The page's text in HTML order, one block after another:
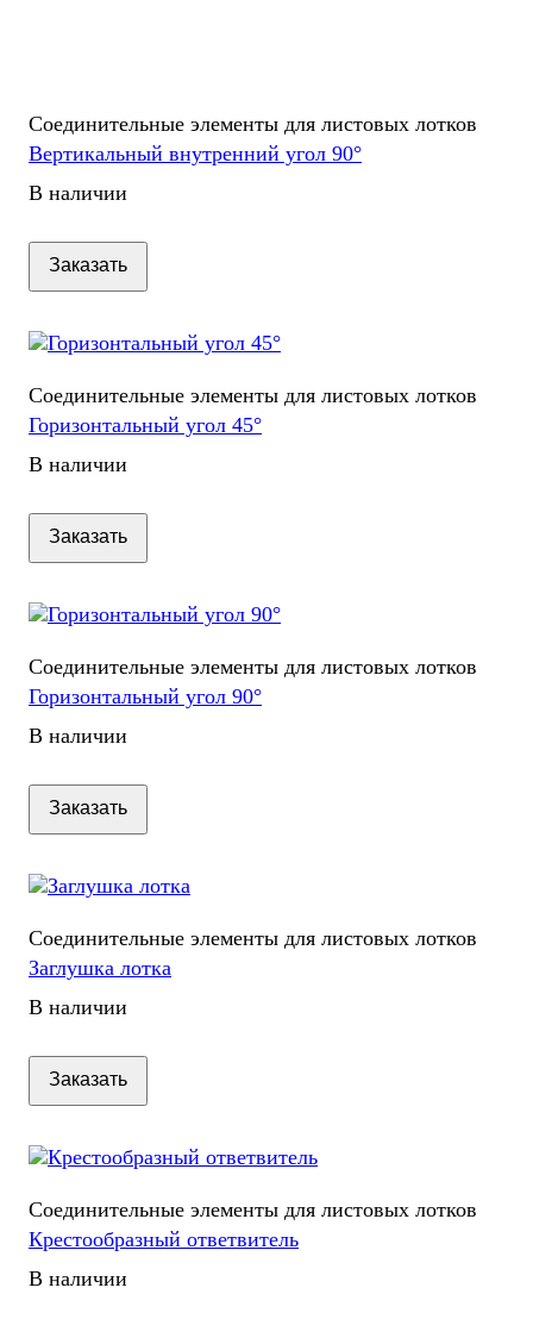
Соединительные элементы для листовых лотков
Вертикальный внутренний угол 90°
В наличии
Заказать
Соединительные элементы для листовых лотков
Горизонтальный угол 45°
В наличии
Заказать
Соединительные элементы для листовых лотков
Горизонтальный угол 90°
В наличии
Заказать
Соединительные элементы для листовых лотков
Заглушка лотка
В наличии
Заказать
Соединительные элементы для листовых лотков
Крестообразный ответвитель
В наличии